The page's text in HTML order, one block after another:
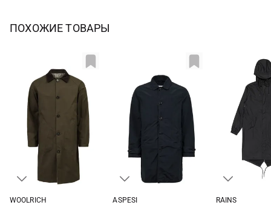
ПОХОЖИЕ ТОВАРЫ
WOOLRICH
ASPESI
RAINS